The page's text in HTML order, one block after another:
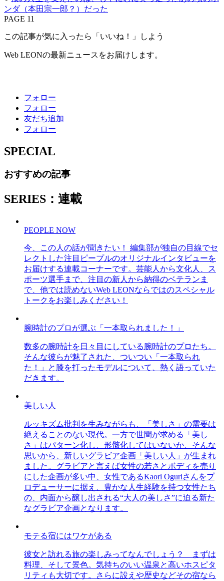
ンダ（本田宗一郎？）だった
PAGE 11
この記事が気に入ったら「いいね！」しよう
Web LEONの最新ニュースをお届けします。
フォロー
フォロー
友だち追加
フォロー
SPECIAL
おすすめの記事
SERIES：連載
PEOPLE NOW
今、この人の話が聞きたい！ 編集部が独自の目線でセ
レクトした注目ピープルのオリジナルインタビューを
お届けする連載コーナーです。芸能人から文化人、ス
ポーツ選手まで、注目の新人から納得のベテランま
で、他では読めないWeb LEONならではのスペシャル
トークをお楽しみください！
腕時計のプロが選ぶ「一本取られました！」
数多の腕時計を日々目にしている腕時計のプロたち。
そんな彼らが魅了された、ついつい「一本取られ
た！」と膝を打ったモデルについて、熱く語っていた
だきます。
美しい人
ルッキズム批判を生みながらも、「美しさ」の需要は
絶えることのない現代。一方で世間が求める「美し
さ」はパターン化し、形骸化してはいないか、そんな
思いから、新しいグラビア企画「美しい人」が生まれ
ました。グラビアと言えば女性の若さとボディを売り
にした企画が多い中、女性であるKaori Oguriさんをプ
ロデューサーに据え、豊かな人生経験を持つ女性たち
の、内面から醸し出される“大人の美しさ”に迫る新た
なグラビア企画となります。
モテる宿にはワケがある
彼女と訪れる旅の楽しみってなんでしょう？ まずは
料理、そして景色。気持ちのいい温泉と高いホスピタ
リティも大切です。さらに設えや歴史などその宿なら